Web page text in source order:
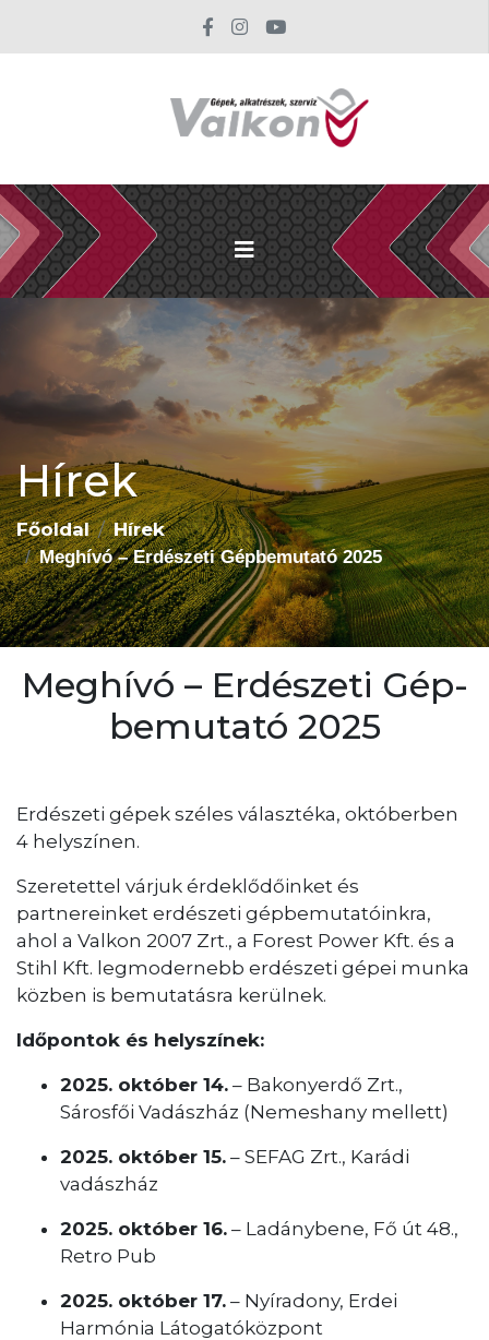
Hírek
Főoldal Hírek
Meghívó – Erdészeti Gép­bemutató 2025
Meghívó – Erdészeti Gép­
bemutató 2025
Erdészeti gépek széles választéka, októberben
4 helyszínen.
Szeretettel várjuk érdeklődőinket és
partnereinket erdészeti gépbemutatóinkra,
ahol a Valkon 2007 Zrt., a Forest Power Kft. és a
Stihl Kft. legmodernebb erdészeti gépei munka
közben is bemutatásra kerülnek.
Időpontok és helyszínek:
2025. október 14. – Bakonyerdő Zrt.,
Sárosfői Vadászház (Nemeshany mellett)
2025. október 15. – SEFAG Zrt., Karádi
vadászház
2025. október 16. – Ladánybene, Fő út 48.,
Retro Pub
2025. október 17. – Nyíradony, Erdei
Harmónia Látogatóközpont